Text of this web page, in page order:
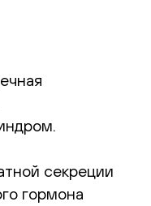
секреции
гормона